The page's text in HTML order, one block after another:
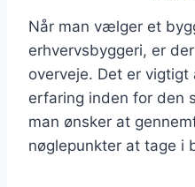
Når man vælger et
erhvervsbyggeri, er
overveje. Det er
erfaring inden for den
man ønsker at
nøglepunkter at tage i